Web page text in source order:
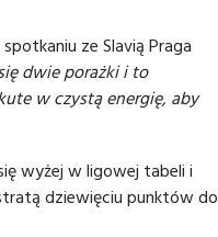
ze Slavią Praga
dwie porażki i to
w czystą energię, aby
wyżej w ligowej tabeli i
dziewięciu punktów do